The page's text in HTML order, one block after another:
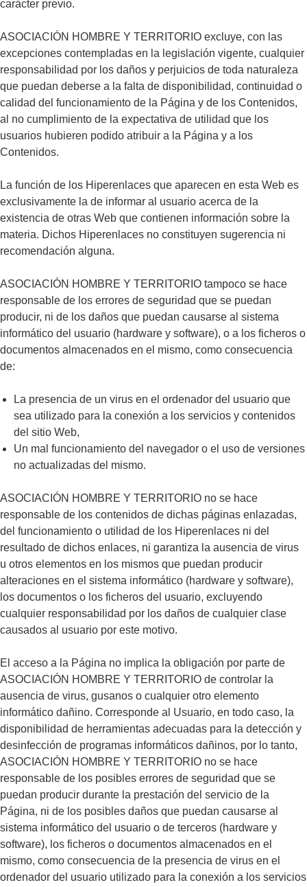
carácter previo.
ASOCIACIÓN HOMBRE Y TERRITORIO excluye, con las
excepciones contempladas en la legislación vigente, cualquier
responsabilidad por los daños y perjuicios de toda naturaleza
que puedan deberse a la falta de disponibilidad, continuidad o
calidad del funcionamiento de la Página y de los Contenidos,
al no cumplimiento de la expectativa de utilidad que los
usuarios hubieren podido atribuir a la Página y a los
Contenidos.
La función de los Hiperenlaces que aparecen en esta Web es
exclusivamente la de informar al usuario acerca de la
existencia de otras Web que contienen información sobre la
materia. Dichos Hiperenlaces no constituyen sugerencia ni
recomendación alguna.
ASOCIACIÓN HOMBRE Y TERRITORIO tampoco se hace
responsable de los errores de seguridad que se puedan
producir, ni de los daños que puedan causarse al sistema
informático del usuario (hardware y software), o a los ficheros o
documentos almacenados en el mismo, como consecuencia
de:
La presencia de un virus en el ordenador del usuario que
sea utilizado para la conexión a los servicios y contenidos
del sitio Web,
Un mal funcionamiento del navegador o el uso de versiones
no actualizadas del mismo.
ASOCIACIÓN HOMBRE Y TERRITORIO no se hace
responsable de los contenidos de dichas páginas enlazadas,
del funcionamiento o utilidad de los Hiperenlaces ni del
resultado de dichos enlaces, ni garantiza la ausencia de virus
u otros elementos en los mismos que puedan producir
alteraciones en el sistema informático (hardware y software),
los documentos o los ficheros del usuario, excluyendo
cualquier responsabilidad por los daños de cualquier clase
causados al usuario por este motivo.
El acceso a la Página no implica la obligación por parte de
ASOCIACIÓN HOMBRE Y TERRITORIO de controlar la
ausencia de virus, gusanos o cualquier otro elemento
informático dañino. Corresponde al Usuario, en todo caso, la
disponibilidad de herramientas adecuadas para la detección y
desinfección de programas informáticos dañinos, por lo tanto,
ASOCIACIÓN HOMBRE Y TERRITORIO no se hace
responsable de los posibles errores de seguridad que se
puedan producir durante la prestación del servicio de la
Página, ni de los posibles daños que puedan causarse al
sistema informático del usuario o de terceros (hardware y
software), los ficheros o documentos almacenados en el
mismo, como consecuencia de la presencia de virus en el
ordenador del usuario utilizado para la conexión a los servicios